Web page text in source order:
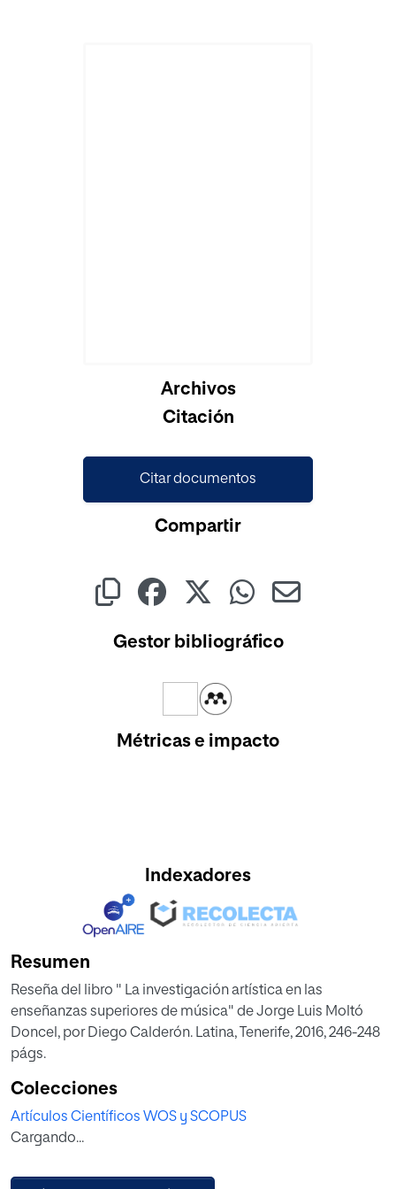
Cargando...
Archivos
Citación
Citar documentos
Compartir
Gestor bibliográfico
Métricas e impacto
Indexadores
Resumen
Reseña del libro " La investigación artística en las
enseñanzas superiores de música" de Jorge Luis Moltó
Doncel, por Diego Calderón. Latina, Tenerife, 2016, 246-248
págs.
Colecciones
Artículos Científicos WOS y SCOPUS
Cargando...